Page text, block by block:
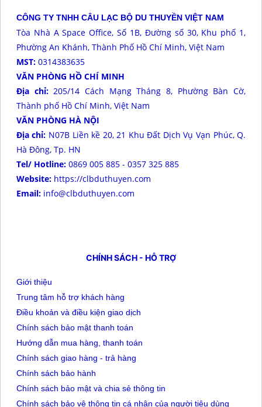
CÔNG TY TNHH CÂU LẠC BỘ DU THUYỀN VIỆT NAM
Tòa Nhà A Space Office, Số 1B, Đường số 30, Khu phố 1,
Phường An Khánh, Thành Phố Hồ Chí Minh, Việt Nam
MST: 0314383635
VĂN PHÒNG HỒ CHÍ MINH
Địa chỉ:205/14 Cách Mạng Tháng 8, Phường Bàn Cờ,
Thành phố Hồ Chí Minh, Việt Nam
VĂN PHÒNG HÀ NỘI
Địa chỉ: N07B Liền kề 20, 21 Khu Đất Dịch Vụ Vạn Phúc, Q.
Hà Đông, Tp. HN
Tel/ Hotline: 0869 005 885 - 0357 325 885
Website: https://clbduthuyen.com
Email:info@clbduthuyen.com
CHÍNH SÁCH - HỖ TRỢ
Giới thiệu
Trung tâm hỗ trợ khách hàng
Điều khoản và điều kiện giao dịch
Chính sách bảo mật thanh toán
Hướng dẫn mua hàng, thanh toán
Chính sách giao hàng - trả hàng
Chính sách bảo hành
Chính sách bảo mật và chia sẻ thông tin
Chính sách bảo vệ thông tin cá nhân của người tiêu dùng